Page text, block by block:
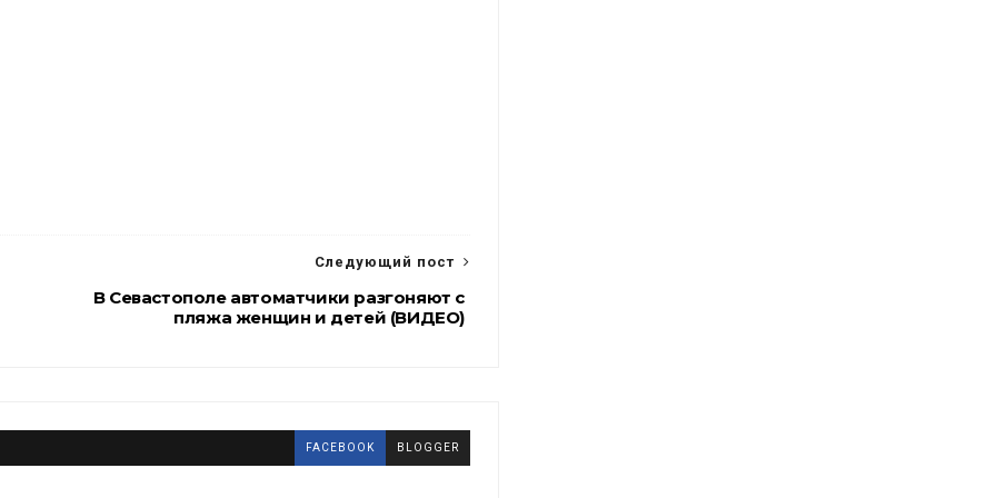
Следующий пост
В Севастополе автоматчики разгоняют с
пляжа женщин и детей (ВИДЕО)
FACEBOOK BLOGGER